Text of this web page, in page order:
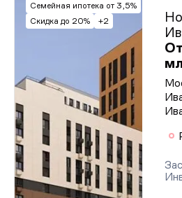
Семейная ипотека от 3,5%
Скидка до 20%
+2